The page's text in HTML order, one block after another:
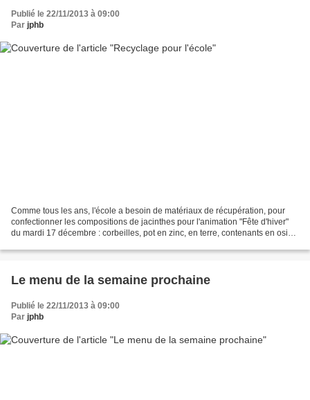
Publié le 22/11/2013 à 09:00
Par jphb
Comme tous les ans, l'école a besoin de matériaux de récupération, pour
confectionner les compositions de jacinthes pour l'animation "Fête d'hiver"
du mardi 17 décembre : corbeilles, pot en zinc, en terre, contenants en osier,
Le menu de la semaine prochaine
Publié le 22/11/2013 à 09:00
Par jphb